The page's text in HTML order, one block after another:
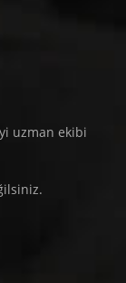
uzman ekibi